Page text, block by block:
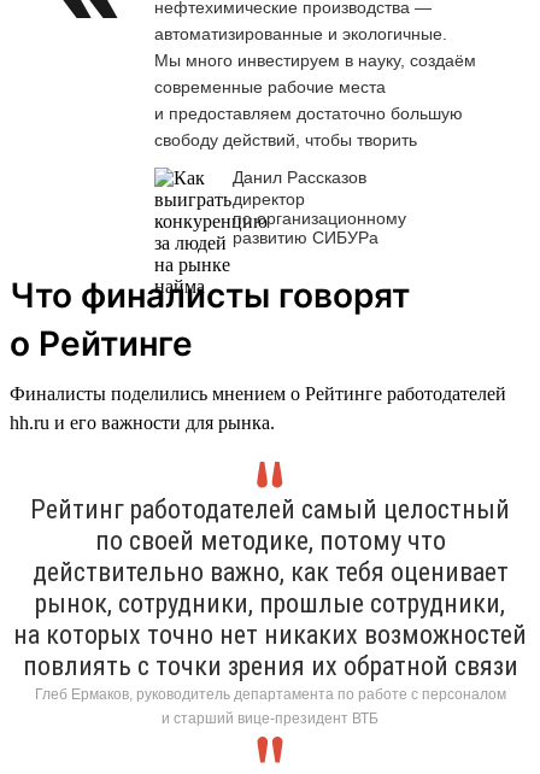
нефтехимические производства —
автоматизированные и экологичные.
Мы много инвестируем в науку, создаём
современные рабочие места
и предоставляем достаточно большую
свободу действий, чтобы творить
Данил Рассказов
директор
по организационному
развитию СИБУРа
Что финалисты говорят
о Рейтинге
Финалисты поделились мнением о Рейтинге работодателей
hh.ru и его важности для рынка.
Рейтинг работодателей самый целостный
по своей методике, потому что
действительно важно, как тебя оценивает
рынок, сотрудники, прошлые сотрудники,
на которых точно нет никаких возможностей
повлиять с точки зрения их обратной связи
Глеб Ермаков, руководитель департамента по работе с персоналом
и старший вице-президент ВТБ